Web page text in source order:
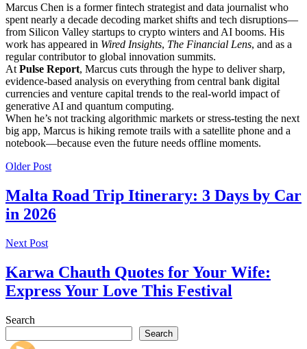
Marcus Chen is a former fintech strategist and data journalist who
spent nearly a decade decoding market shifts and tech disruptions—
from Silicon Valley startups to crypto winters and AI booms. His
work has appeared in Wired Insights, The Financial Lens, and as a
regular contributor to global innovation summits.
At Pulse Report, Marcus cuts through the hype to deliver sharp,
evidence-based analysis on everything from central bank digital
currencies and venture capital trends to the real-world impact of
generative AI and quantum computing.
When he’s not tracking algorithmic markets or stress-testing the next
big app, Marcus is hiking remote trails with a satellite phone and a
notebook—because even the future needs offline moments.
Older Post
Malta Road Trip Itinerary: 3 Days by Car
in 2026
Next Post
Karwa Chauth Quotes for Your Wife:
Express Your Love This Festival
Search
Search